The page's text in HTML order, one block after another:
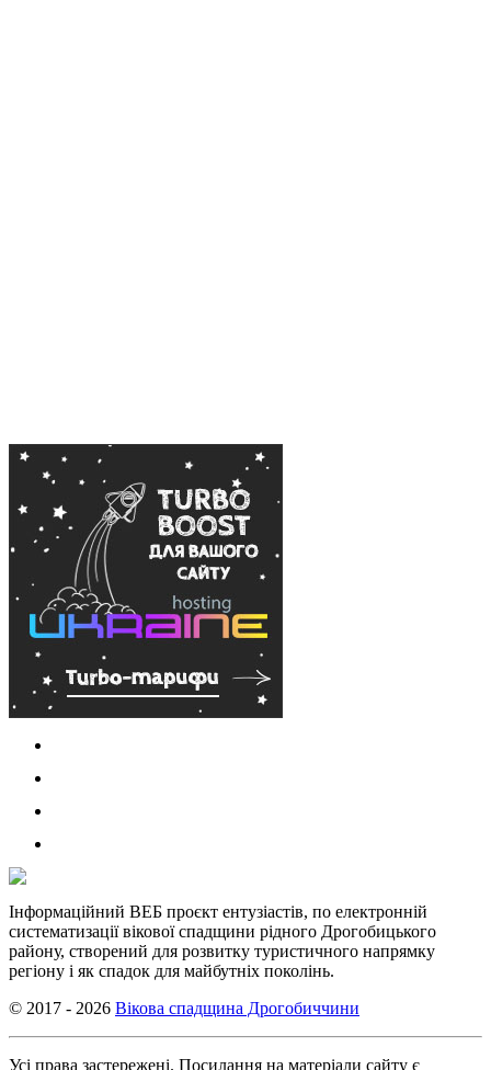
Інформаційний ВЕБ проєкт ентузіастів, по електронній
систематизації вікової спадщини рідного Дрогобицького
району, створений для розвитку туристичного напрямку
регіону і як спадок для майбутніх поколінь.
© 2017 - 2026 Вікова спадщина Дрогобиччини
Усі права застережені. Посилання на матеріали сайту є